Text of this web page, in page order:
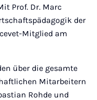
Prof. Dr. Marc
der
Mitglied am
über die gesamte
Mitarbeitern
Rohde und